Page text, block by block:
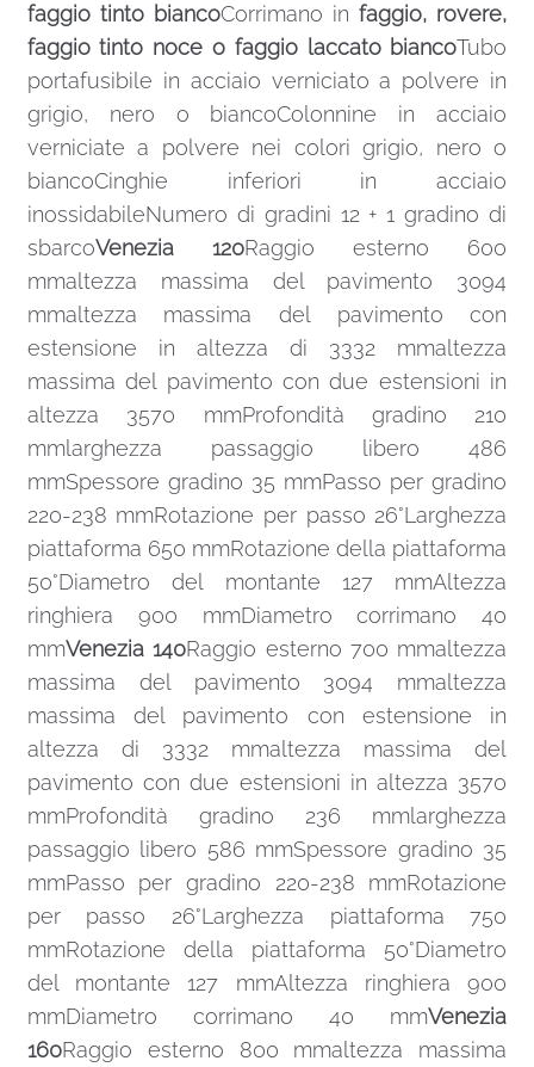
faggio tinto biancoCorrimano infaggio, rovere,
faggio tinto noce o faggio laccato biancoTubo
portafusibile in acciaio verniciato a polvere in
grigio, nero o biancoColonnine in acciaio
verniciate a polvere nei colori grigio, nero o
biancoCinghie inferiori in acciaio
inossidabileNumero di gradini 12 + 1 gradino di
sbarcoVenezia 120Raggio esterno 600
mmaltezza massima del pavimento 3094
mmaltezza massima del pavimento con
estensione in altezza di 3332 mmaltezza
massima del pavimento con due estensioni in
altezza 3570 mmProfondità gradino 210
mmlarghezza passaggio libero 486
mmSpessore gradino 35 mmPasso per gradino
220-238 mmRotazione per passo 26°Larghezza
piattaforma 650 mmRotazione della piattaforma
50°Diametro del montante 127 mmAltezza
ringhiera 900 mmDiametro corrimano 40
mmVenezia 140Raggio esterno 700 mmaltezza
massima del pavimento 3094 mmaltezza
massima del pavimento con estensione in
altezza di 3332 mmaltezza massima del
pavimento con due estensioni in altezza 3570
mmProfondità gradino 236 mmlarghezza
passaggio libero 586 mmSpessore gradino 35
mmPasso per gradino 220-238 mmRotazione
per passo 26°Larghezza piattaforma 750
mmRotazione della piattaforma 50°Diametro
del montante 127 mmAltezza ringhiera 900
mmDiametro corrimano 40 mmVenezia
160Raggio esterno 800 mmaltezza massima